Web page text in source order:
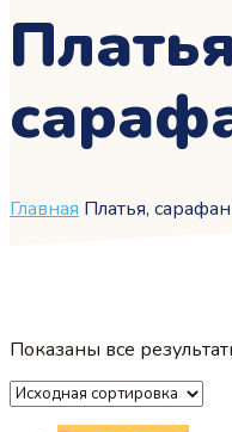
Главная Платья,
Показаны все